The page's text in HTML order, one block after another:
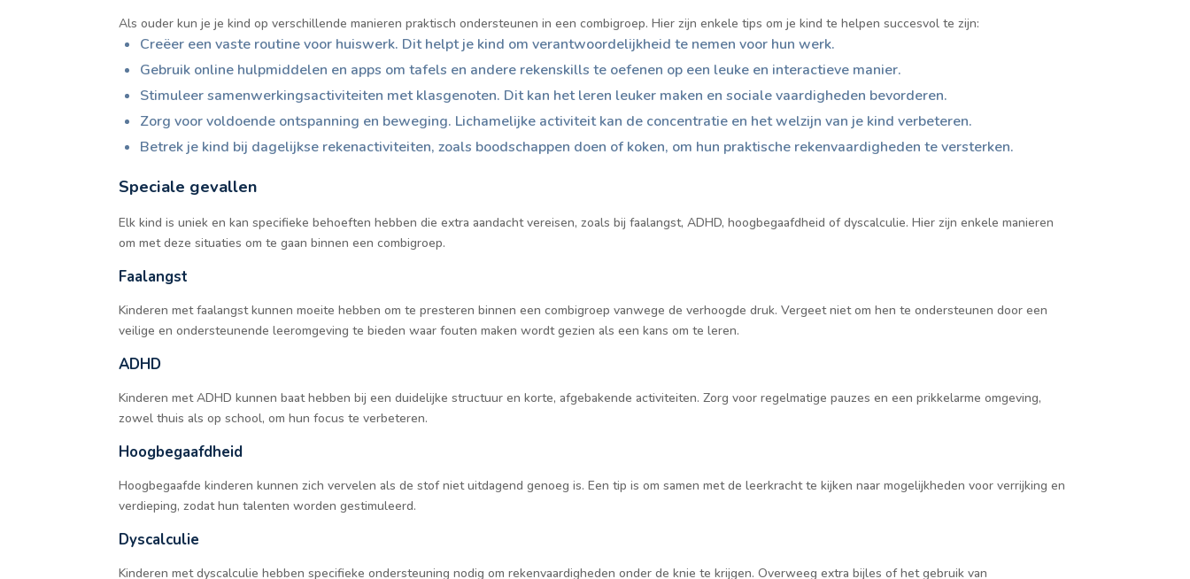
Als ouder kun je je kind op verschillende manieren praktisch ondersteunen in een combigroep. Hier zijn enkele tips om je kind te helpen succesvol te zijn:
Creëer een vaste routine voor huiswerk. Dit helpt je kind om verantwoordelijkheid te nemen voor hun werk.
Gebruik online hulpmiddelen en apps om tafels en andere rekenskills te oefenen op een leuke en interactieve manier.
Stimuleer samenwerkingsactiviteiten met klasgenoten. Dit kan het leren leuker maken en sociale vaardigheden bevorderen.
Zorg voor voldoende ontspanning en beweging. Lichamelijke activiteit kan de concentratie en het welzijn van je kind verbeteren.
Betrek je kind bij dagelijkse rekenactiviteiten, zoals boodschappen doen of koken, om hun praktische rekenvaardigheden te versterken.
Speciale gevallen
Elk kind is uniek en kan specifieke behoeften hebben die extra aandacht vereisen, zoals bij faalangst, ADHD, hoogbegaafdheid of dyscalculie. Hier zijn enkele manieren
om met deze situaties om te gaan binnen een combigroep.
Faalangst
Kinderen met faalangst kunnen moeite hebben om te presteren binnen een combigroep vanwege de verhoogde druk. Vergeet niet om hen te ondersteunen door een
veilige en ondersteunende leeromgeving te bieden waar fouten maken wordt gezien als een kans om te leren.
ADHD
Kinderen met ADHD kunnen baat hebben bij een duidelijke structuur en korte, afgebakende activiteiten. Zorg voor regelmatige pauzes en een prikkelarme omgeving,
zowel thuis als op school, om hun focus te verbeteren.
Hoogbegaafdheid
Hoogbegaafde kinderen kunnen zich vervelen als de stof niet uitdagend genoeg is. Een tip is om samen met de leerkracht te kijken naar mogelijkheden voor verrijking en
verdieping, zodat hun talenten worden gestimuleerd.
Dyscalculie
Kinderen met dyscalculie hebben specifieke ondersteuning nodig om rekenvaardigheden onder de knie te krijgen. Overweeg extra bijles of het gebruik van